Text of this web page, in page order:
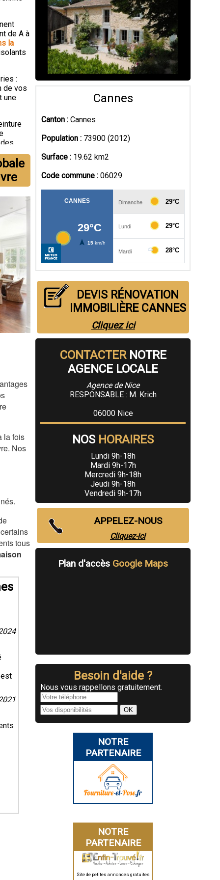
de A à
la
:
de vos
une
de
la fois
Nos
tous
Cannes
Canton : Cannes
Population : 73900 (2012)
Surface : 19.62 km2
Code commune : 06029
DEVIS RÉNOVATION
IMMOBILIÈRE CANNES
Cliquez ici
CONTACTERNOTRE
AGENCE LOCALE
Agence de Nice
RESPONSABLE : M. Krich
06000 Nice
NOS HORAIRES
Lundi 9h-18h
Mardi 9h-17h
Mercredi 9h-18h
Jeudi 9h-18h
Vendredi 9h-17h
APPELEZ-NOUS
Cliquez-ici
Plan d'accès Google Maps
Besoin d'aide ?
Nous vous rappellons gratuitement.
NOTRE
PARTENAIRE
NOTRE
PARTENAIRE
Site de petites annonces gratuites